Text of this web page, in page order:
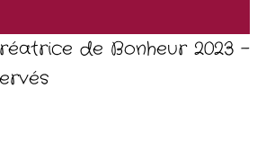
de Bonheur 2023 -